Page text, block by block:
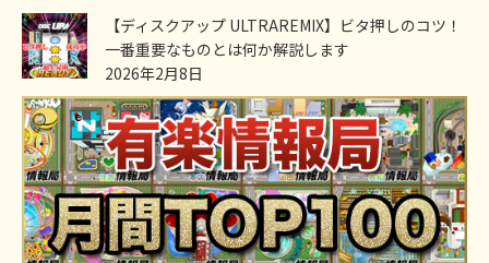
【ディスクアップ ULTRAREMIX】ビタ押しのコツ！
一番重要なものとは何か解説します
2026年2月8日